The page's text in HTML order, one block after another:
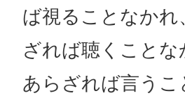
ば視ることなかれ
ざれば聴くことな
あらざれば言うこ